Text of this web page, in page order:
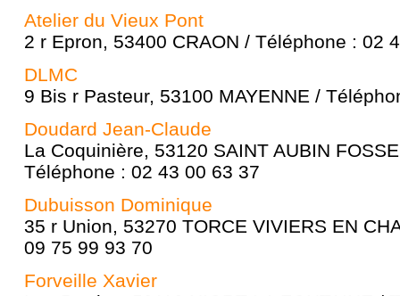
Atelier du Vieux Pont
2 r Epron, 53400 CRAON / Téléphone : 02
DLMC
9 Bis r Pasteur, 53100 MAYENNE /
Doudard Jean-Claude
La Coquinière, 53120 SAINT AUBIN
Téléphone : 02 43 00 63 37
Dubuisson Dominique
35 r Union, 53270 TORCE VIVIERS EN
09 75 99 93 70
Forveille Xavier